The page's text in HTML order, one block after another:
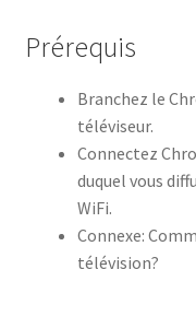
Prérequis
Branchez le
téléviseur.
Connectez
duquel vous
WiFi.
Connexe:
télévision?